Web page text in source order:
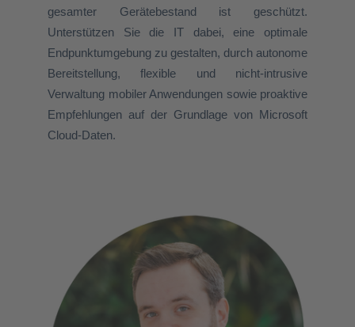
gesamter Gerätebestand ist geschützt.
Unterstützen Sie die IT dabei, eine optimale
Endpunktumgebung zu gestalten, durch autonome
Bereitstellung, flexible und nicht-intrusive
Verwaltung mobiler Anwendungen sowie proaktive
Empfehlungen auf der Grundlage von Microsoft
Cloud-Daten.